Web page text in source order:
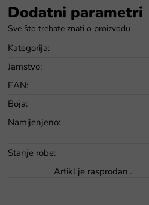
Dodatni parametri
Kategorija:
Jamstvo:
EAN:
Boja:
Namijenjeno:
Stanje robe:
Artikl je rasprodan…